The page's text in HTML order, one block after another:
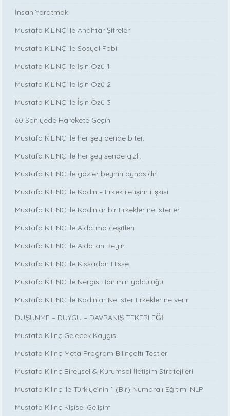
İnsan Yaratmak
Mustafa KILINÇ ile Anahtar Şifreler
Mustafa KILINÇ ile Sosyal Fobi
Mustafa KILINÇ ile İşin Özü 1
Mustafa KILINÇ ile İşin Özü 2
Mustafa KILINÇ ile İşin Özü 3
60 Saniyede Harekete Geçin
Mustafa KILINÇ ile her şey bende biter.
Mustafa KILINÇ ile her şey sende gizli.
Mustafa KILINÇ ile gözler beynin aynasıdır.
Mustafa KILINÇ ile Kadın – Erkek iletişim ilişkisi
Mustafa KILINÇ ile Kadınlar bir Erkekler ne isterler
Mustafa KILINÇ ile Aldatma çeşitleri
Mustafa KILINÇ ile Aldatan Beyin
Mustafa KILINÇ ile Kıssadan Hisse
Mustafa KILINÇ ile Nergis Hanımın yolculuğu
Mustafa KILINÇ ile Kadınlar Ne ister Erkekler ne verir
DÜŞÜNME – DUYGU – DAVRANIŞ TEKERLEĞİ
Mustafa Kılınç Gelecek Kaygısı
Mustafa Kılınç Meta Program Bilinçaltı Testleri
Mustafa Kılınç Bireysel & Kurumsal İletişim Stratejileri
Mustafa Kılınç ile Türkiye’nin 1 (Bir) Numaralı Eğitimi NLP
Mustafa Kılınç Kişisel Gelişim